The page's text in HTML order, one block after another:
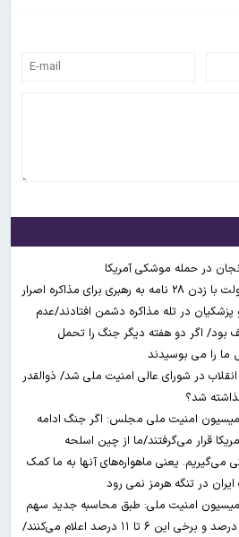
ابوترابی، نماینده مجلس: دولت با زدن ۲۸ نامه به رهبری برای مذاکره اصرار
پزشکیان در تله مذاکره دشمن افتادند/عدم
بود/ اگر دو هفته دیگر جنگ را تحمل
ما را می بوسیدند
در شورای عالی امنیت ملی شد/ ذوالقدر
شد؟
امنیت ملی مجلس: اگر جنگ ادامه
قرار می‌گرفتند/ما از چین اسلحه
می‌گیریم. یعنی ماهواره‌های آنها به ما کمک
در تنگه هرمز نمی رود
امنیت ملی: طبق محاسبه جدید سهم
ایران در دریای خزر بین ۵ تا ۷ درصد و برخی این ۶ تا ۱۱ درصد اعلام می‌کنند/